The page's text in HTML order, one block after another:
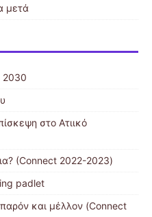
μετά
2030
στο Ατιικό
(Connect 2022-2023)
padlet
και μέλλον (Connect